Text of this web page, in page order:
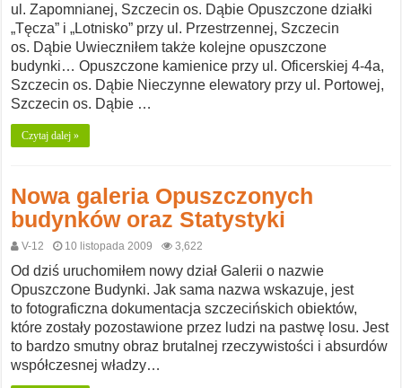
ul. Zapomnianej, Szczecin os. Dąbie Opuszczone działki
„Tęcza” i „Lotnisko” przy ul. Przestrzennej, Szczecin
os. Dąbie Uwieczniłem także kolejne opuszczone
budynki… Opuszczone kamienice przy ul. Oficerskiej 4-4a,
Szczecin os. Dąbie Nieczynne elewatory przy ul. Portowej,
Szczecin os. Dąbie …
Czytaj dalej »
Nowa galeria Opuszczonych
budynków oraz Statystyki
V-12 10 listopada 2009 3,622
Od dziś uruchomiłem nowy dział Galerii o nazwie
Opuszczone Budynki. Jak sama nazwa wskazuje, jest
to fotograficzna dokumentacja szczecińskich obiektów,
które zostały pozostawione przez ludzi na pastwę losu. Jest
to bardzo smutny obraz brutalnej rzeczywistości i absurdów
współczesnej władzy…